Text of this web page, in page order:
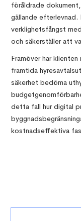
föråldrade
gällande
verklighetsfångst
och säkerställer att
Framöver har
framtida
säkerhet bedöma
detta fall hur digital
kostnadseffektiva